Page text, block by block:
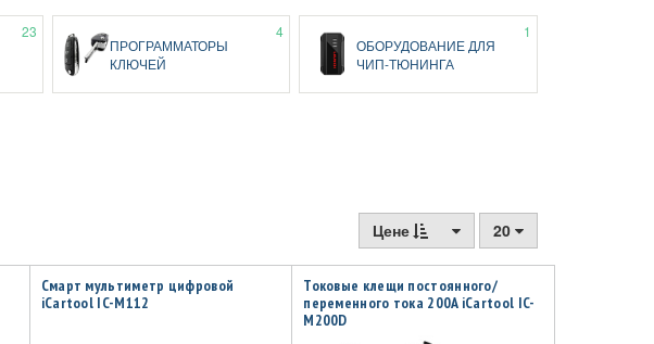
23
ПРОГРАММАТОРЫ
КЛЮЧЕЙ
4
ОБОРУДОВАНИЕ ДЛЯ
ЧИП-ТЮНИНГА
1
Цене 20
Смарт мультиметр цифровой
iCartool IC-M112
Токовые клещи постоянного/
переменного тока 200A iCartool IC-
M200D